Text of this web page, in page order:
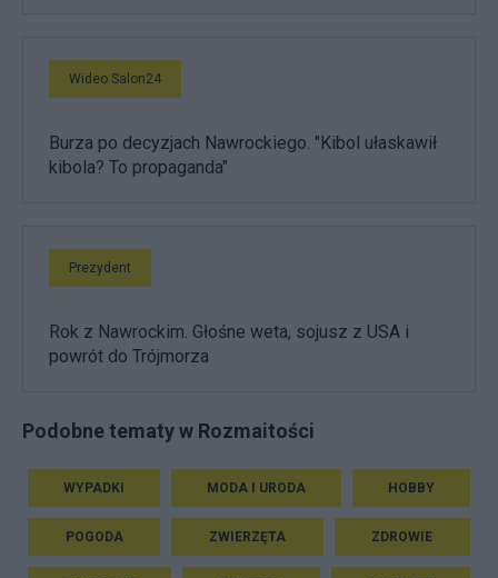
Wideo Salon24
Burza po decyzjach Nawrockiego. "Kibol ułaskawił
kibola? To propaganda"
Prezydent
Rok z Nawrockim. Głośne weta, sojusz z USA i
powrót do Trójmorza
Podobne tematy w Rozmaitości
WYPADKI MODA I URODA HOBBY
POGODA ZWIERZĘTA ZDROWIE